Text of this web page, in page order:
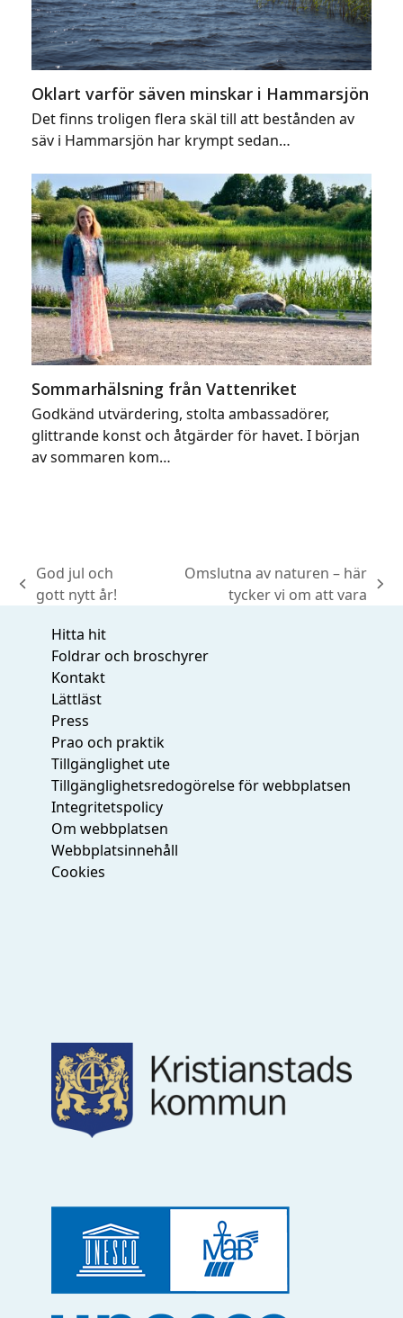
Oklart varför säven minskar i Hammarsjön
Det finns troligen flera skäl till att bestånden av
säv i Hammarsjön har krympt sedan…
Sommarhälsning från Vattenriket
Godkänd utvärdering, stolta ambassadörer,
glittrande konst och åtgärder för havet. I början
av sommaren kom…
previous
God jul och
gott nytt år!
Omslutna av naturen – här
tycker vi om att vara
Hitta hit
Foldrar och broschyrer
Kontakt
Lättläst
Press
Prao och praktik
Tillgänglighet ute
Tillgänglighetsredogörelse för webbplatsen
Integritetspolicy
Om webbplatsen
Webbplatsinnehåll
Cookies